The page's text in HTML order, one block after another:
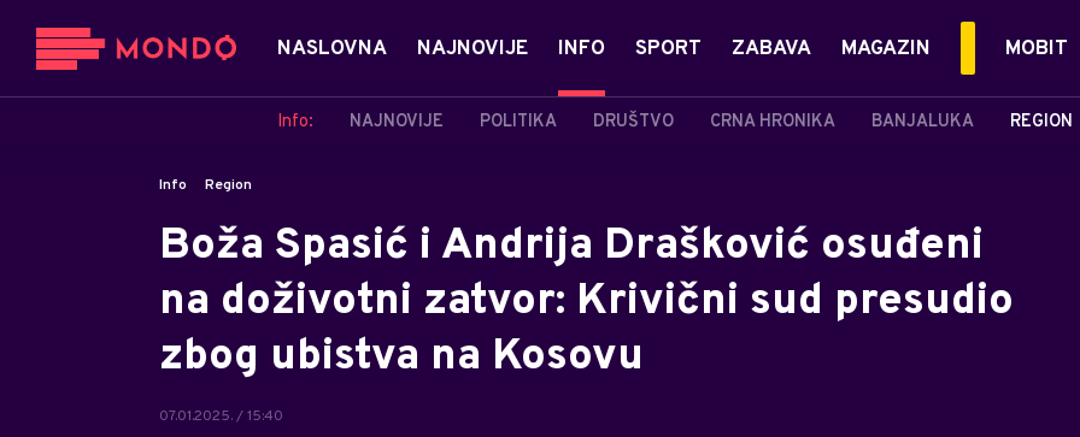
NASLOVNA NAJNOVIJE INFO
Info: NAJNOVIJE POLITIKA DRUŠTVO CRNA HRONIKA BANJALUKA REGION
SPORT ZABAVA MAGAZIN MOBIT
Info Region
Boža Spasić i Andrija Drašković osuđeni
na doživotni zatvor: Krivični sud presudio
zbog ubistva na Kosovu
07.01.2025. / 15:40